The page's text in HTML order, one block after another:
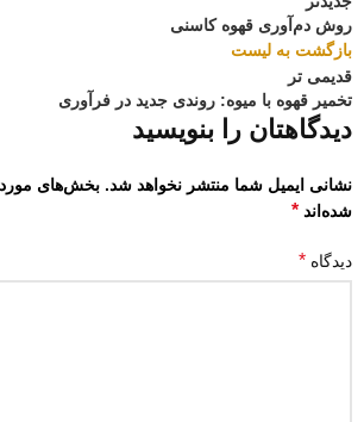
روش دم‌آوری قهوه کاسنی
بازگشت به لیست
قدیمی تر
تخمیر قهوه با میوه: روندی جدید در فرآوری
دیدگاهتان را بنویسید
نشانی ایمیل شما منتشر نخواهد شد. بخش‌های
شده‌اند*
دیدگاه*